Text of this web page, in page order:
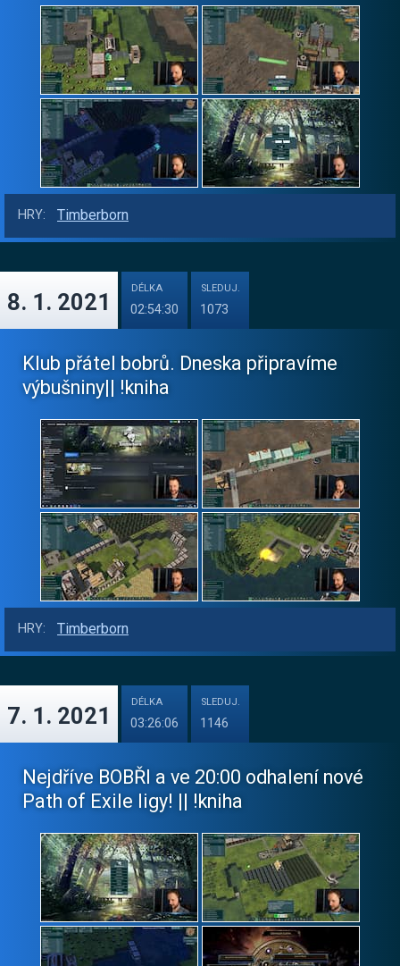
HRY: Timberborn
8. 1. 2021
DÉLKA
02:54:30
SLEDUJ.
1073
Klub přátel bobrů. Dneska připravíme
výbušniny|| !kniha
HRY: Timberborn
7. 1. 2021
DÉLKA
03:26:06
SLEDUJ.
1146
Nejdříve BOBŘI a ve 20:00 odhalení nové
Path of Exile ligy! || !kniha